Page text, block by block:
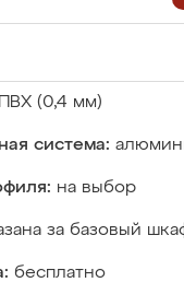
ПВХ (0,4 мм)
система:
на выбор
за базовый
бесплатно